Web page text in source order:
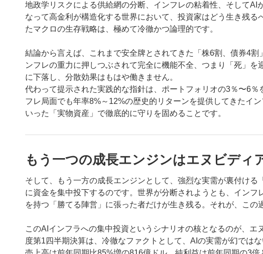
地政学リスクによる供給網の分断、インフレの粘着性、そしてAI
なって高金利が構造化する世界において、投資家はどう生き残
たマクロの生存戦略は、極めて冷徹かつ論理的です。
結論から言えば、これまで安全牌とされてきた「株6割、債券4
ンフレの重力に押しつぶされて完全に機能不全、つまり「死」
に下落し、分散効果はもはや働きません。
代わって提示された実践的な指針は、ポートフォリオの3％〜6
フレ局面でも年率8%～12%の歴史的リターンを提供してきたイ
いった「実物資産」で徹底的に守りを固めることです。
もう一つの成長エンジンはエヌビディ
そして、もう一方の成長エンジンとして、強烈な実需が裏付け
に資金を集中投下するのです。世界が分断されようとも、イン
を持つ「勝てる陣営」に張った者だけが生き残る。それが、この
このAIインフラへの集中投資というシナリオの核となるのが、
度第1四半期決算は、冷徹なファクトとして、AIの実需が幻では